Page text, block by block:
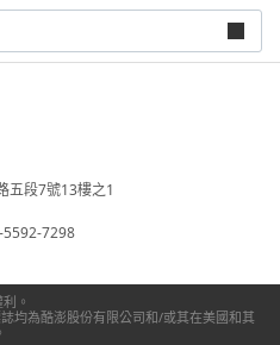
五段7號13樓之1
5592-7298
。
均為酷澎股份有限公司和/或其在美國和其